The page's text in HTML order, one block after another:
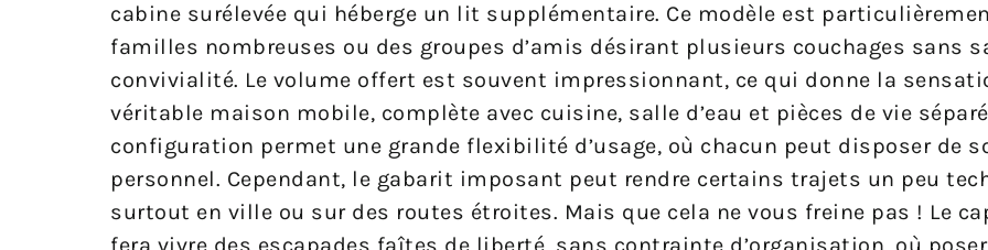
cabine surélevée qui héberge un lit supplémentaire. Ce modèle est
familles nombreuses ou des groupes d’amis désirant plusieurs couchages sans
convivialité. Le volume offert est souvent impressionnant, ce qui donne la
véritable maison mobile, complète avec cuisine, salle d’eau et pièces de vie
configuration permet une grande flexibilité d’usage, où chacun peut disposer de
personnel. Cependant, le gabarit imposant peut rendre certains trajets un peu
surtout en ville ou sur des routes étroites. Mais que cela ne vous freine pas ! Le